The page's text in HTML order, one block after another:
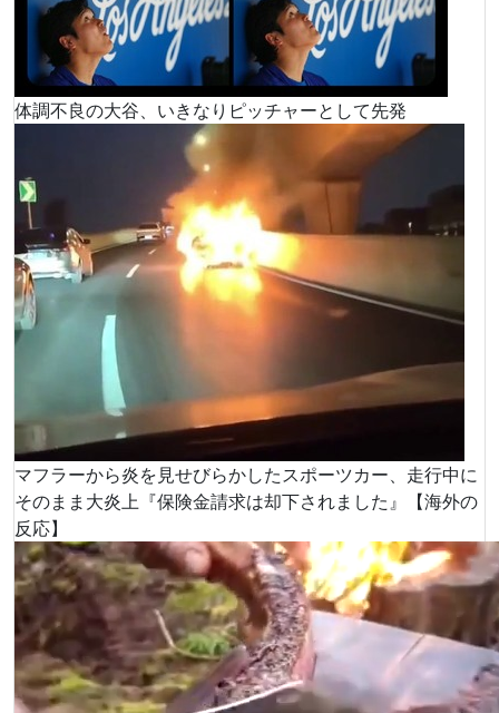
体調不良の大谷、いきなりピッチャーとして先発
マフラーから炎を見せびらかしたスポーツカー、走行中に
そのまま大炎上『保険金請求は却下されました』【海外の
反応】